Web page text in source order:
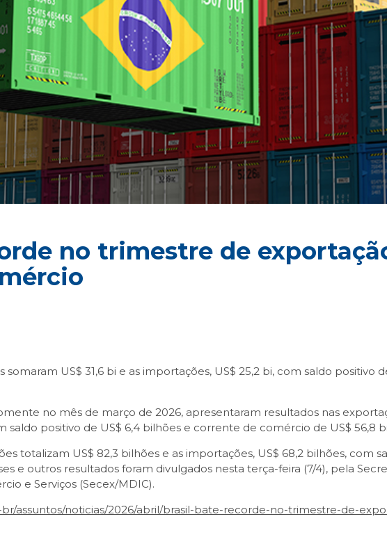
no trimestre de
somaram US$ 31,6 bi e as importações, US$ 25,2 bi, com saldo
no mês de março de 2026, apresentaram resultados nas
saldo positivo de US$ 6,4 bilhões e corrente de comércio de US$ 56,8
totalizam US$ 82,3 bilhões e as importações, US$ 68,2 bilhões, com
e outros resultados foram divulgados nesta terça-feira (7/4), pela
e Serviços (Secex/MDIC).
assuntos/noticias/2026/abril/brasil-bate-recorde-no-trimestre-de-